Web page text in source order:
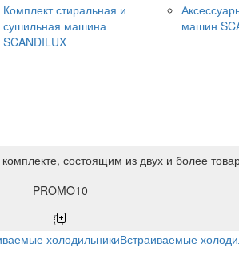
Комплект стиральная и
сушильная машина
SCANDILUX
машин
состоящим из двух и более
PROMO10
холодильникиВстраиваемые